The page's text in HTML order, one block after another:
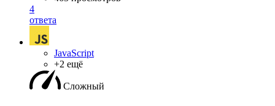
4
ответа
JavaScript
+2 ещё
Сложный